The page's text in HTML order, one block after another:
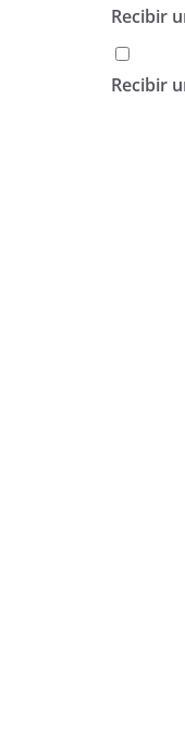
Recibir
Recibir